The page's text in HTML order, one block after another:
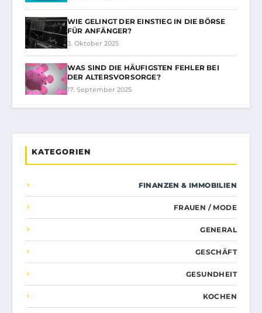
WIE GELINGT DER EINSTIEG IN DIE BÖRSE
FÜR ANFÄNGER?
3. Oktober 2025
WAS SIND DIE HÄUFIGSTEN FEHLER BEI
DER ALTERSVORSORGE?
17. September 2025
KATEGORIEN
FINANZEN & IMMOBILIEN
FRAUEN / MODE
GENERAL
GESCHÄFT
GESUNDHEIT
KOCHEN